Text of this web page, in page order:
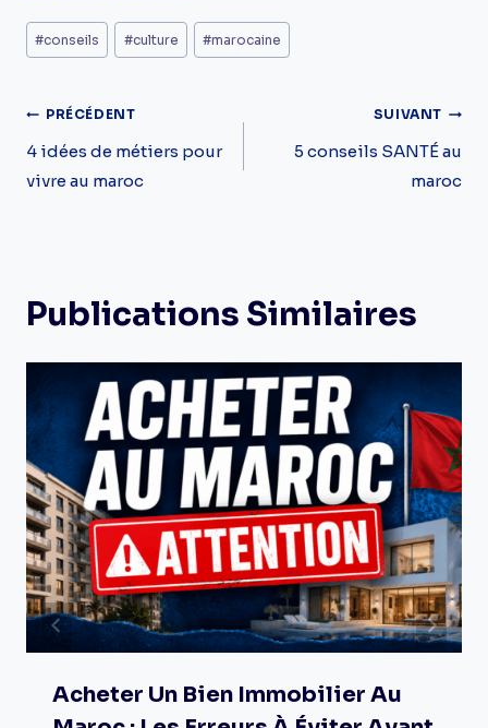
Étiquettes
de
publication :
#conseils #culture #marocaine
Navigation
De
PRÉCÉDENT
4 idées de métiers pour
vivre au maroc
SUIVANT
5 conseils SANTÉ au
maroc
Publications Similaires
Acheter Un Bien Immobilier Au